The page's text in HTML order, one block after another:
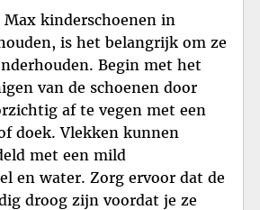
Max kinderschoenen in
is het belangrijk om ze
Begin met het
van de schoenen door
af te vegen met een
doek. Vlekken kunnen
met een mild
en water. Zorg ervoor dat de
droog zijn voordat je ze